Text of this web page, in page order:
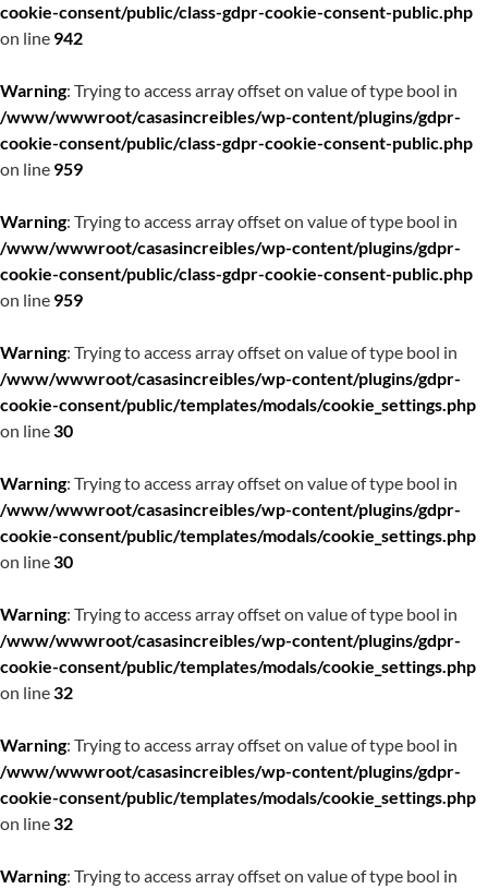
cookie-consent/public/class-gdpr-cookie-consent-public.php
on line 942
Warning: Trying to access array offset on value of type bool in
/www/wwwroot/casasincreibles/wp-content/plugins/gdpr-
cookie-consent/public/class-gdpr-cookie-consent-public.php
on line 959
Warning: Trying to access array offset on value of type bool in
/www/wwwroot/casasincreibles/wp-content/plugins/gdpr-
cookie-consent/public/class-gdpr-cookie-consent-public.php
on line 959
Warning: Trying to access array offset on value of type bool in
/www/wwwroot/casasincreibles/wp-content/plugins/gdpr-
cookie-consent/public/templates/modals/cookie_settings.php
on line30
Warning: Trying to access array offset on value of type bool in
/www/wwwroot/casasincreibles/wp-content/plugins/gdpr-
cookie-consent/public/templates/modals/cookie_settings.php
on line30
Warning: Trying to access array offset on value of type bool in
/www/wwwroot/casasincreibles/wp-content/plugins/gdpr-
cookie-consent/public/templates/modals/cookie_settings.php
on line32
Warning: Trying to access array offset on value of type bool in
/www/wwwroot/casasincreibles/wp-content/plugins/gdpr-
cookie-consent/public/templates/modals/cookie_settings.php
on line32
Warning: Trying to access array offset on value of type bool in